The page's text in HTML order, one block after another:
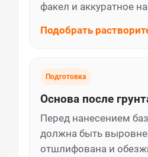
факел и аккуратное
Подобрать
Подготовка
Основа после
Перед нанесением
должна быть
отшлифована и